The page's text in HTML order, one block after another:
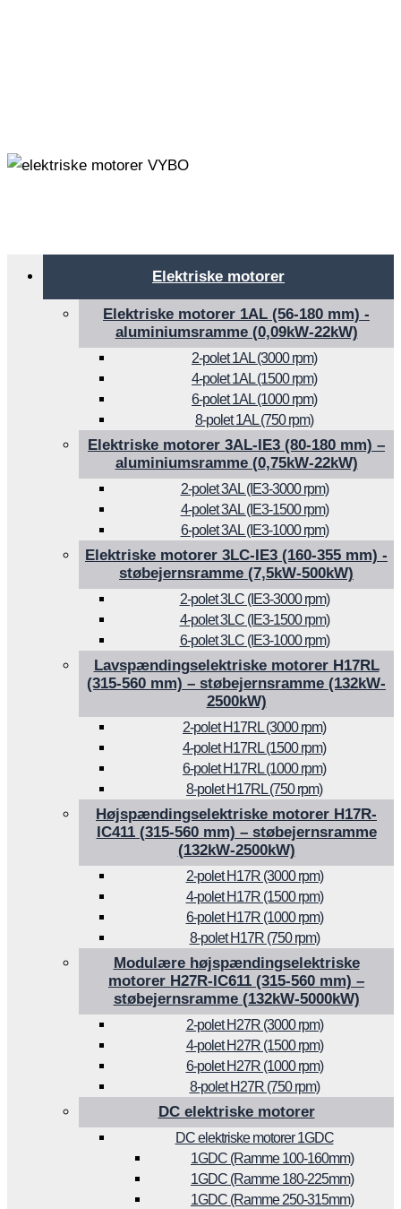
Elektriske motorer
Elektriske motorer 1AL (56-180 mm) -
aluminiumsramme (0,09kW-22kW)
2-polet 1AL (3000 rpm)
4-polet 1AL (1500 rpm)
6-polet 1AL (1000 rpm)
8-polet 1AL (750 rpm)
Elektriske motorer 3AL-IE3 (80-180 mm) –
aluminiumsramme (0,75kW-22kW)
2-polet 3AL (IE3-3000 rpm)
4-polet 3AL (IE3-1500 rpm)
6-polet 3AL (IE3-1000 rpm)
Elektriske motorer 3LC-IE3 (160-355 mm) -
støbejernsramme (7,5kW-500kW)
2-polet 3LC (IE3-3000 rpm)
4-polet 3LC (IE3-1500 rpm)
6-polet 3LC (IE3-1000 rpm)
Lavspændingselektriske motorer H17RL
(315-560 mm) – støbejernsramme (132kW-
2500kW)
2-polet H17RL (3000 rpm)
4-polet H17RL (1500 rpm)
6-polet H17RL (1000 rpm)
8-polet H17RL (750 rpm)
Højspændingselektriske motorer H17R-
IC411 (315-560 mm) – støbejernsramme
(132kW-2500kW)
2-polet H17R (3000 rpm)
4-polet H17R (1500 rpm)
6-polet H17R (1000 rpm)
8-polet H17R (750 rpm)
Modulære højspændingselektriske
motorer H27R-IC611 (315-560 mm) –
støbejernsramme (132kW-5000kW)
2-polet H27R (3000 rpm)
4-polet H27R (1500 rpm)
6-polet H27R (1000 rpm)
8-polet H27R (750 rpm)
DC elektriske motorer
DC elektriske motorer 1GDC
1GDC (Ramme 100-160mm)
1GDC (Ramme 180-225mm)
1GDC (Ramme 250-315mm)